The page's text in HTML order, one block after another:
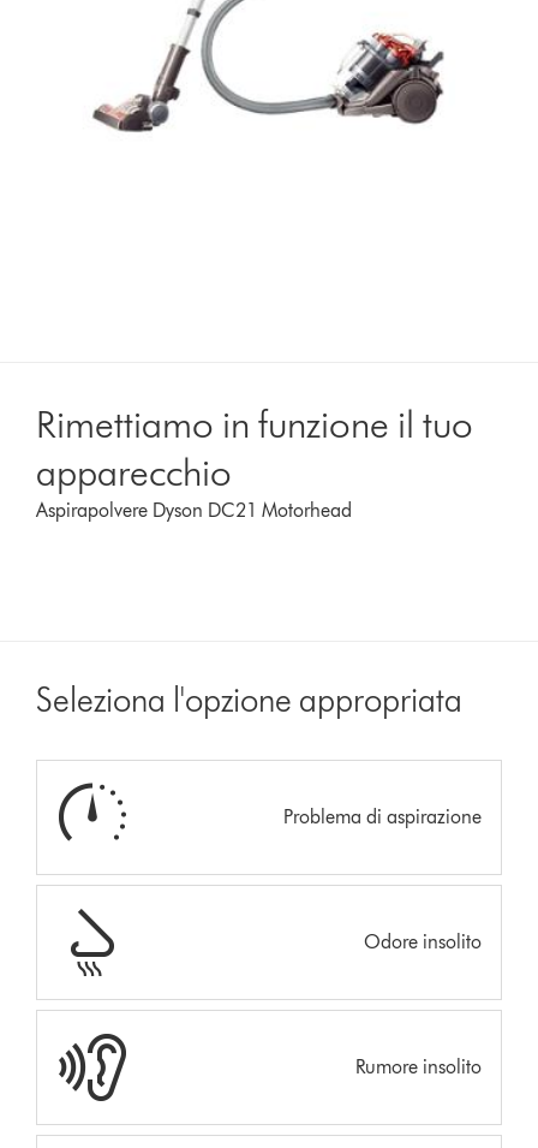
Rimettiamo in funzione il tuo
apparecchio
Aspirapolvere Dyson DC21 Motorhead
Seleziona l'opzione appropriata
Problema di aspirazione
Odore insolito
Rumore insolito